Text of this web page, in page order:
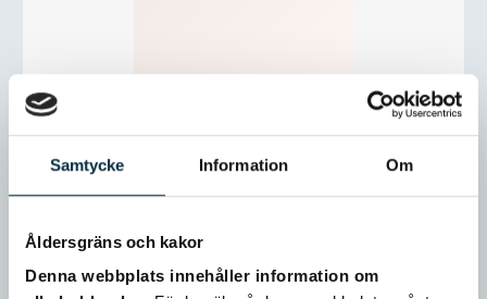
Samtycke Information Om
Åldersgräns och kakor
Denna webbplats innehåller information om